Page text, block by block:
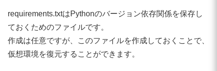
requirements.txtはPythonのバージョン依存関係を保存し
ておくためのファイルです。
作成は任意ですが、このファイルを作成しておくことで、
仮想環境を復元することができます。